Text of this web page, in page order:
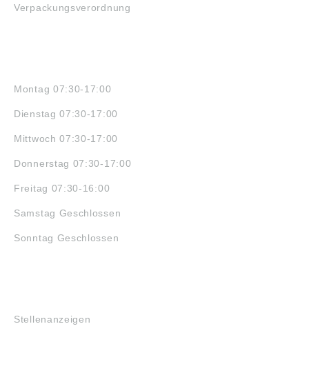
Verpackungsverordnung
Montag 07:30-17:00
Dienstag 07:30-17:00
Mittwoch 07:30-17:00
Donnerstag 07:30-17:00
Freitag 07:30-16:00
Samstag Geschlossen
Sonntag Geschlossen
Stellenanzeigen